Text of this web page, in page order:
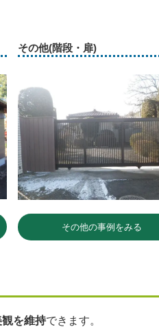
その他(階段・扉)
その他の事例をみる
を維持できます。